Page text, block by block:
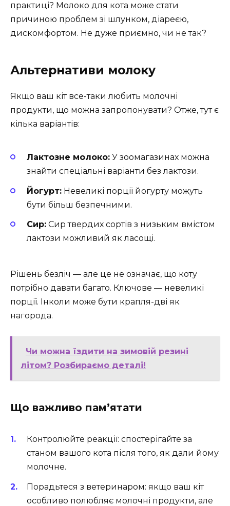
практиці? Молоко для кота може стати
причиною проблем зі шлунком, діареєю,
дискомфортом. Не дуже приємно, чи не так?
Альтернативи молоку
Якщо ваш кіт все-таки любить молочні
продукти, що можна запропонувати? Отже, тут є
кілька варіантів:
Лактозне молоко: У зоомагазинах можна
знайти спеціальні варіанти без лактози.
Йогурт: Невеликі порції йогурту можуть
бути більш безпечними.
Сир: Сир твердих сортів з низьким вмістом
лактози можливий як ласощі.
Рішень безліч — але це не означає, що коту
потрібно давати багато. Ключове — невеликі
порції. Інколи може бути крапля-дві як
нагорода.
Чи можна їздити на зимовій резині
літом? Розбираємо деталі!
Що важливо пам’ятати
Контролюйте реакції: спостерігайте за
станом вашого кота після того, як дали йому
молочне.
Порадьтеся з ветеринаром: якщо ваш кіт
особливо полюбляє молочні продукти, але